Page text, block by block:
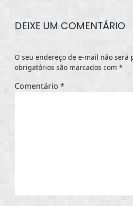
DEIXE UM COMENTÁRIO
O seu endereço de e-mail não será
obrigatórios são marcados com *
Comentário *